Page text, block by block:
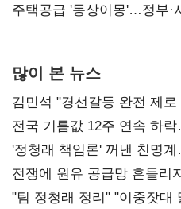
진실 밝혀야"
주택공급 '동상이몽'…정부·
많이 본 뉴스
김민석 "경선갈등 완전 제
사과부터"
전국 기름값 12주 연속 하
'정청래 책임론' 꺼낸 친명
때리기
전쟁에 원유 공급망 흔들
핵심으로 재부상
"팀 정청래 정리" "이중잣